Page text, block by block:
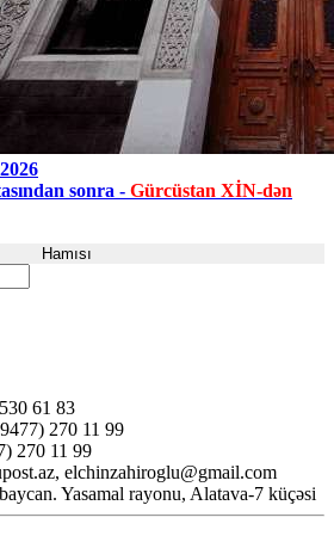
sonra - Gürcüstan XİN-dən
Hamısı
61 83
270 11 99
270 11 99
, elchinzahiroglu@gmail.com
Yasamal rayonu, Alatava-7 küçəsi